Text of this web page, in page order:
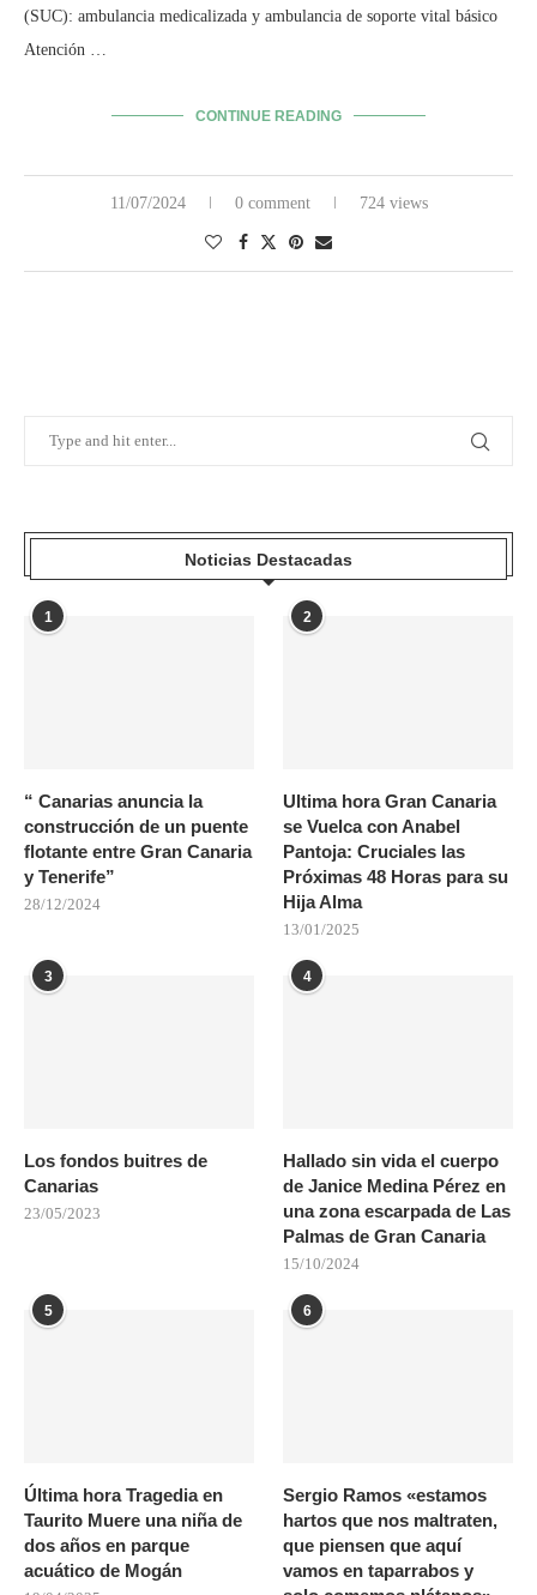
(SUC): ambulancia medicalizada y ambulancia de soporte vital básico
Atención …
CONTINUE READING
11/07/2024 0 comment 724 views
Noticias Destacadas
1
“ Canarias anuncia la
construcción de un puente
flotante entre Gran Canaria
y Tenerife”
28/12/2024
2
Ultima hora Gran Canaria
se Vuelca con Anabel
Pantoja: Cruciales las
Próximas 48 Horas para su
Hija Alma
13/01/2025
3
Los fondos buitres de
Canarias
23/05/2023
4
Hallado sin vida el cuerpo
de Janice Medina Pérez en
una zona escarpada de Las
Palmas de Gran Canaria
15/10/2024
5
Última hora Tragedia en
Taurito Muere una niña de
dos años en parque
acuático de Mogán
6
Sergio Ramos «estamos
hartos que nos maltraten,
que piensen que aquí
vamos en taparrabos y